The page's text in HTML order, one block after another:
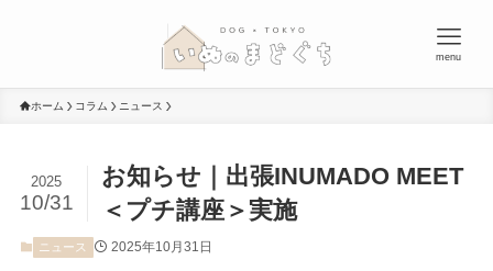
menu
ホーム コラム ニュース
お知らせ｜出張INUMADO MEET
＜プチ講座＞実施
2025
10/31
ニュース 2025年10月31日